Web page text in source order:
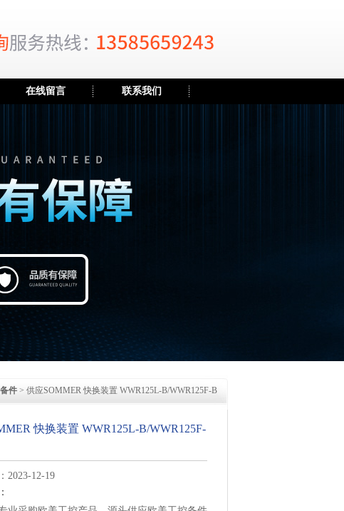
在线留言 联系我们
备件 > 供应SOMMER 快换装置 WWR125L-B/WWR125F-B
快换装置 WWR125L-B/WWR125F-
2023-12-19